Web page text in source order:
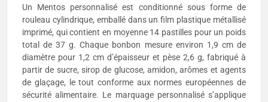
Un Mentos personnalisé est conditionné sous forme de
rouleau cylindrique, emballé dans un film plastique métallisé
imprimé, qui contient en moyenne 14 pastilles pour un poids
total de 37 g. Chaque bonbon mesure environ 1,9 cm de
diamètre pour 1,2 cm d’épaisseur et pèse 2,6 g, fabriqué à
partir de sucre, sirop de glucose, amidon, arômes et agents
de glaçage, le tout conforme aux normes européennes de
sécurité alimentaire. Le marquage personnalisé s’applique